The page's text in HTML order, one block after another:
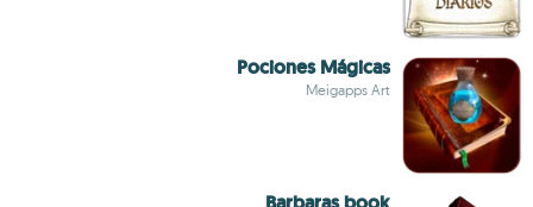
Pociones Mágicas
Meigapps Art